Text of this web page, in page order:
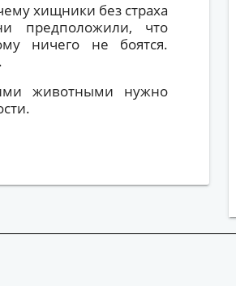
хищники без страха
предположили, что
ничего не боятся.
животными нужно